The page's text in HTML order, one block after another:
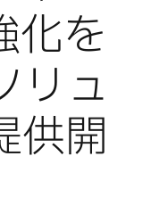
化を
リュ
供開